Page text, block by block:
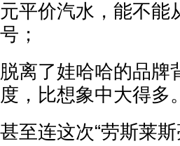
元平价汽水，能不能
号；
脱离了娃哈哈的品牌
度，比想象中大得多。
甚至连这次“劳斯莱